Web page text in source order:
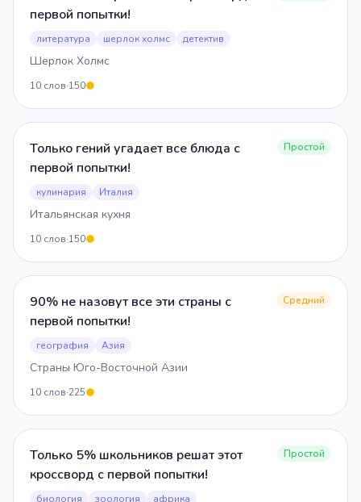
первой попытки!
литература шерлок холмс детектив
Шерлок Холмс
10 слов·150
Только гений угадает все блюда с
первой попытки!
Простой
кулинария Италия
Итальянская кухня
10 слов·150
90% не назовут все эти страны с
первой попытки!
Средний
география Азия
Страны Юго-Восточной Азии
10 слов·225
Только 5% школьников решат этот
кроссворд с первой попытки!
Простой
биология зоология африка